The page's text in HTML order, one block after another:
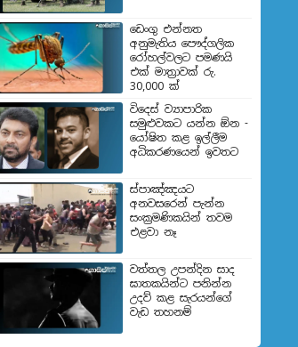
ඩෙංගු එන්නත
අනුමැතිය පෞද්ගලික
රෝහල්වලට පමණයි
එක් මාත්‍රාවක් රු.
30,000 ක්
විදෙස් ව්‍යාපාරික
සමුළුවකට යන්න ඕන -
යෝෂිත කළ ඉල්ලීම
අධිකරණයෙන් ඉවතට
ස්පාඤ්ඤයට
අනවසරෙන් පැන්න
සංක්‍රමණිකයින් තවම
එළවා නෑ
වත්තල උපන්දින සාද
ඝාතකයින්ට පනින්න
උදව් කළ සැරයන්ගේ
වැඩ තහනම්